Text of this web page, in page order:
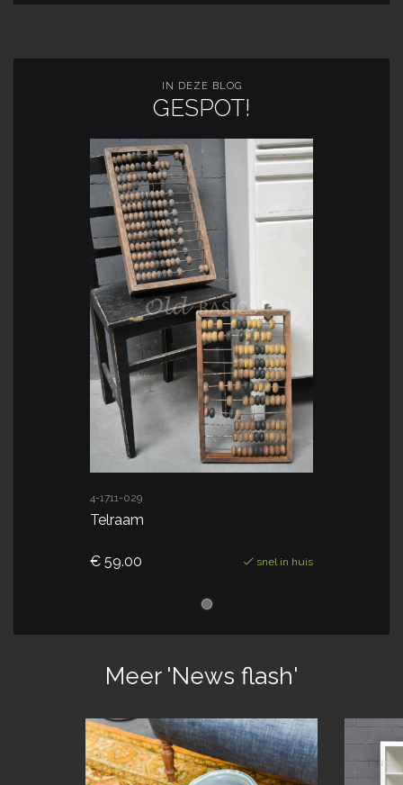
IN DEZE BLOG
GESPOT!
4-1711-029
Telraam
€ 59.00 snel in huis
Meer 'News flash'